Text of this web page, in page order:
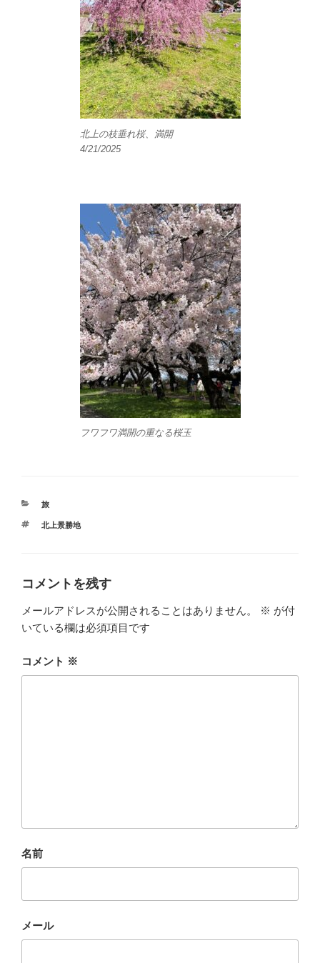
北上の枝垂れ桜、満開
4/21/2025
フワフワ満開の重なる桜玉
カ
ゴ
旅
タ
北上景勝地
コメントを残す
メールアドレスが公開されることはありません。 ※ が付
いている欄は必須項目です
コメント ※
名前
メール